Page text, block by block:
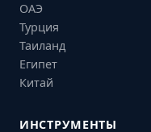
ОАЭ
Турция
Таиланд
Египет
Китай
ИНСТРУМЕНТЫ